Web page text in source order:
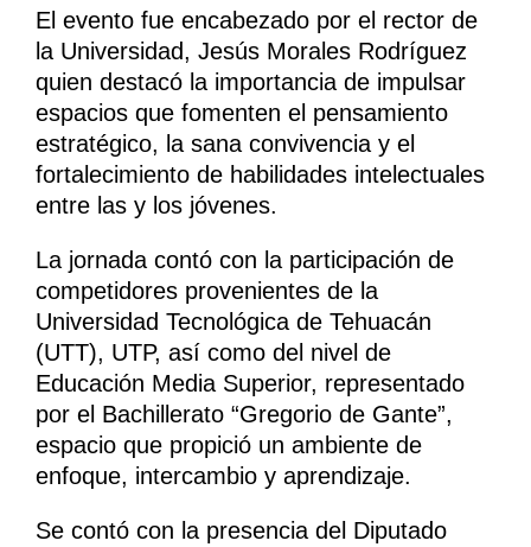
El evento fue encabezado por el rector de
la Universidad, Jesús Morales Rodríguez
quien destacó la importancia de impulsar
espacios que fomenten el pensamiento
estratégico, la sana convivencia y el
fortalecimiento de habilidades intelectuales
entre las y los jóvenes.
La jornada contó con la participación de
competidores provenientes de la
Universidad Tecnológica de Tehuacán
(UTT), UTP, así como del nivel de
Educación Media Superior, representado
por el Bachillerato “Gregorio de Gante”,
espacio que propició un ambiente de
enfoque, intercambio y aprendizaje.
Se contó con la presencia del Diputado